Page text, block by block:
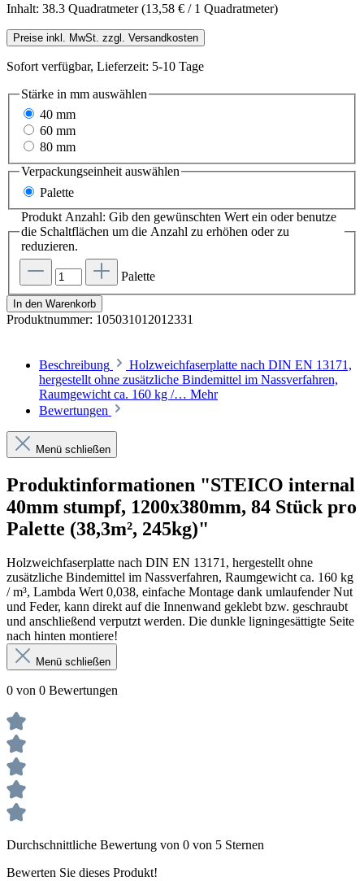
Inhalt: 38.3 Quadratmeter(13,58 € / 1 Quadratmeter)
Preise inkl. MwSt. zzgl. Versandkosten
Sofort verfügbar, Lieferzeit: 5-10 Tage
Stärke in mm auswählen
40 mm
60 mm
80 mm
Verpackungseinheitauswählen
Palette
Produkt Anzahl: Gib den gewünschten Wert ein oder benutze
die Schaltflächen um die Anzahl zu erhöhen oder zu
reduzieren.
Palette
In den Warenkorb
Produktnummer: 105031012012331
Beschreibung
Holzweichfaserplatte nach DIN EN 13171,
hergestellt ohne zusätzliche Bindemittel im Nassverfahren,
Raumgewicht ca. 160 kg /… Mehr
Bewertungen
Menü schließen
Produktinformationen "STEICO internal
40mm stumpf, 1200x380mm, 84 Stück pro
Palette (38,3m², 245kg)"
Holzweichfaserplatte nach DIN EN 13171, hergestellt ohne
zusätzliche Bindemittel im Nassverfahren, Raumgewicht ca. 160 kg
/ m³, Lambda Wert 0,038, einfache Montage dank umlaufender Nut
und Feder, kann direkt auf die Innenwand geklebt bzw. geschraubt
und anschließend verputzt werden. Die dunkle ligningesättigte Seite
nach hinten montiere!
Menü schließen
0 von 0 Bewertungen
Durchschnittliche Bewertung von 0 von 5 Sternen
Bewerten Sie dieses Produkt!